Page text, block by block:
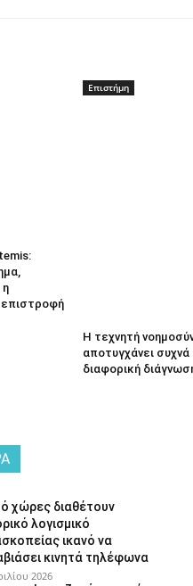
η
επιστροφή
Επιστήμη
Η τεχνητή
αποτυγχάνει συχνά
διαφορική
χώρες διαθέτουν
λογισμικό
ικανό να
κινητά τηλέφωνα
2026